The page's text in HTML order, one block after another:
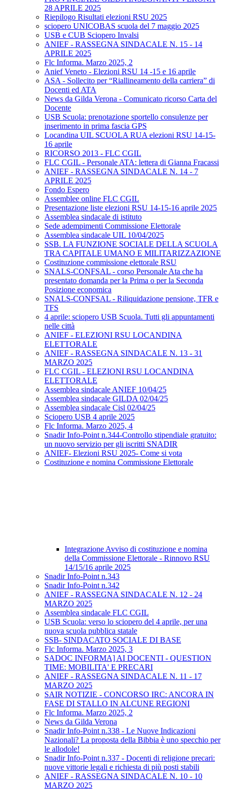
28 APRILE 2025
Riepilogo Risultati elezioni RSU 2025
sciopero UNICOBAS scuola del 7 maggio 2025
USB e CUB Sciopero Invalsi
ANIEF - RASSEGNA SINDACALE N. 15 - 14
APRILE 2025
Flc Informa. Marzo 2025, 2
Anief Veneto - Elezioni RSU 14 -15 e 16 aprile
ASA - Sollecito per “Riallineamento della carriera” di
Docenti ed ATA
News da Gilda Verona - Comunicato ricorso Carta del
Docente
USB Scuola: prenotazione sportello consulenze per
inserimento in prima fascia GPS
Locandina UIL SCUOLA RUA elezioni RSU 14-15-
16 aprile
RICORSO 2013 - FLC CGIL
FLC CGIL - Personale ATA: lettera di Gianna Fracassi
ANIEF - RASSEGNA SINDACALE N. 14 - 7
APRILE 2025
Fondo Espero
Assemblee online FLC CGIL
Presentazione liste elezioni RSU 14-15-16 aprile 2025
Assemblea sindacale di istituto
Sede adempimenti Commissione Elettorale
Assemblea sindacale UIL 10/04/2025
SSB. LA FUNZIONE SOCIALE DELLA SCUOLA
TRA CAPITALE UMANO E MILITARIZZAZIONE
Costituzione commissione elettorale RSU
SNALS-CONFSAL - corso Personale Ata che ha
presentato domanda per la Prima o per la Seconda
Posizione economica
SNALS-CONFSAL - Riliquidazione pensione, TFR e
TFS
4 aprile: sciopero USB Scuola. Tutti gli appuntamenti
nelle città
ANIEF - ELEZIONI RSU LOCANDINA
ELETTORALE
ANIEF - RASSEGNA SINDACALE N. 13 - 31
MARZO 2025
FLC CGIL - ELEZIONI RSU LOCANDINA
ELETTORALE
Assemblea sindacale ANIEF 10/04/25
Assemblea sindacale GILDA 02/04/25
Assemblea sindacale Cisl 02/04/25
Sciopero USB 4 aprile 2025
Flc Informa. Marzo 2025, 4
Snadir Info-Point n.344-Controllo stipendiale gratuito:
un nuovo servizio per gli iscritti SNADIR
ANIEF- Elezioni RSU 2025- Come si vota
Costituzione e nomina Commissione Elettorale
Integrazione Avviso di costituzione e nomina
della Commissione Elettorale - Rinnovo RSU
14/15/16 aprile 2025
Snadir Info-Point n.343
Snadir Info-Point n.342
ANIEF - RASSEGNA SINDACALE N. 12 - 24
MARZO 2025
Assemblea sindacale FLC CGIL
USB Scuola: verso lo sciopero del 4 aprile, per una
nuova scuola pubblica statale
SSB- SINDACATO SOCIALE DI BASE
Flc Informa. Marzo 2025, 3
SADOC INFORMA] AI DOCENTI - QUESTION
TIME: MOBILITA' E PRECARI
ANIEF - RASSEGNA SINDACALE N. 11 - 17
MARZO 2025
SAIR NOTIZIE - CONCORSO IRC: ANCORA IN
FASE DI STALLO IN ALCUNE REGIONI
Flc Informa. Marzo 2025, 2
News da Gilda Verona
Snadir Info-Point n.338 - Le Nuove Indicazioni
Nazionali? La proposta della Bibbia è uno specchio per
le allodole!
Snadir Info-Point n.337 - Docenti di religione precari:
nuove vittorie legali e richiesta di più posti stabili
ANIEF - RASSEGNA SINDACALE N. 10 - 10
MARZO 2025